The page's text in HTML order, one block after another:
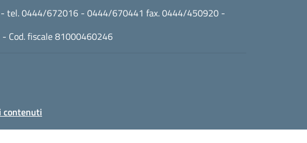
- tel. 0444/672016 - 0444/670441 fax. 0444/450920 -
- Cod. fiscale 81000460246
contenuti